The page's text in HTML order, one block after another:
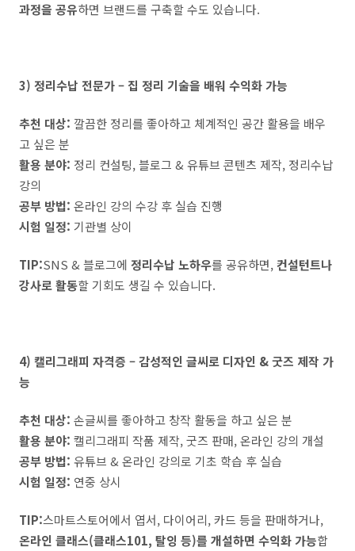
과정을 공유하면 브랜드를 구축할 수도 있습니다.
3) 정리수납 전문가 – 집 정리 기술을 배워 수익화 가능
추천 대상: 깔끔한 정리를 좋아하고 체계적인 공간 활용을 배우
고 싶은 분
활용 분야: 정리 컨설팅, 블로그 & 유튜브 콘텐츠 제작, 정리수납
강의
공부 방법: 온라인 강의 수강 후 실습 진행
시험 일정: 기관별 상이
TIP:SNS & 블로그에 정리수납 노하우를 공유하면,컨설턴트나
강사로 활동할 기회도 생길 수 있습니다.
4) 캘리그래피 자격증 – 감성적인 글씨로 디자인 & 굿즈 제작 가
능
추천 대상: 손글씨를 좋아하고 창작 활동을 하고 싶은 분
활용 분야: 캘리그래피 작품 제작, 굿즈 판매, 온라인 강의 개설
공부 방법: 유튜브 & 온라인 강의로 기초 학습 후 실습
시험 일정: 연중 상시
TIP:스마트스토어에서 엽서, 다이어리, 카드 등을 판매하거나,
온라인 클래스(클래스101, 탈잉 등)를 개설하면 수익화 가능합